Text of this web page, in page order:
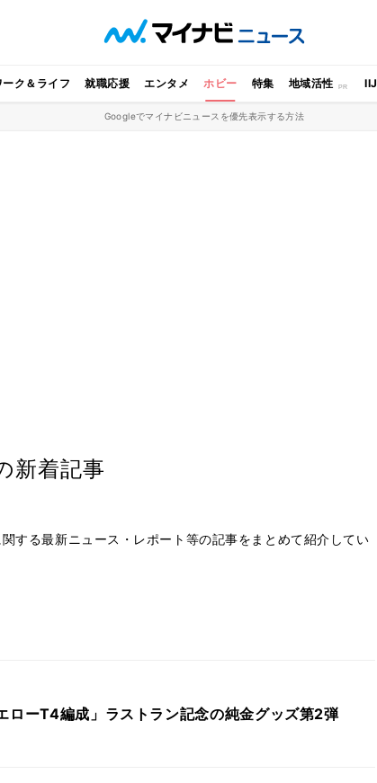
ーク＆ライフ 就職応援 エンタメ ホビー 特集 地域活性 IIJ
Googleでマイナビニュースを優先表示する方法
新着記事
する最新ニュース・レポート等の記事をまとめて紹介してい
ローT4編成」ラストラン記念の純金グッズ第2弾